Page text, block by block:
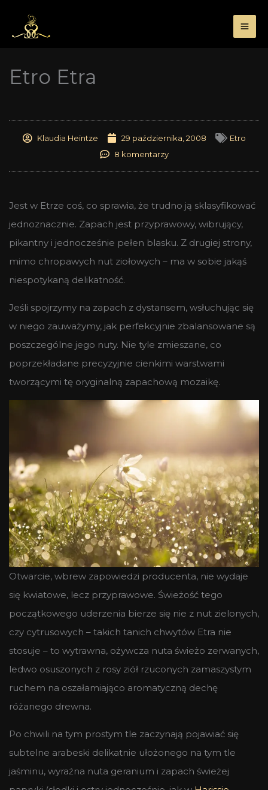
treści
Etro Etra
Klaudia Heintze 29 października, 2008
Etro
8 komentarzy
Jest w Etrze coś, co sprawia, że trudno ją sklasyfikować
jednoznacznie. Zapach jest przyprawowy, wibrujący,
pikantny i jednocześnie pełen blasku. Z drugiej strony,
mimo chropawych nut ziołowych – ma w sobie jakąś
niespotykaną delikatność.
Jeśli spojrzymy na zapach z dystansem, wsłuchując się
w niego zauważymy, jak perfekcyjnie zbalansowane są
poszczególne jego nuty. Nie tyle zmieszane, co
poprzekładane precyzyjnie cienkimi warstwami
tworzącymi tę oryginalną zapachową mozaikę.
Otwarcie, wbrew zapowiedzi producenta, nie wydaje
się kwiatowe, lecz przyprawowe. Świeżość tego
początkowego uderzenia bierze się nie z nut zielonych,
czy cytrusowych – takich tanich chwytów Etra nie
stosuje – to wytrawna, ożywcza nuta świeżo zerwanych,
ledwo osuszonych z rosy ziół rzuconych zamaszystym
ruchem na oszałamiająco aromatyczną dechę
różanego drewna.
Po chwili na tym prostym tle zaczynają pojawiać się
subtelne arabeski delikatnie ułożonego na tym tle
jaśminu, wyraźna nuta geranium i zapach świeżej